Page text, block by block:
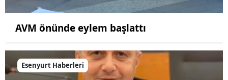
AVM önünde eylem başlattı
Esenyurt Haberleri